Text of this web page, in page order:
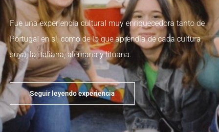
Fue una experienciacultural muy enriquecedora tanto de
Portugal en sí, como de lo que aprendía decada cultura
suya, la italiana, alemana y lituana.
Seguir leyendo experiencia